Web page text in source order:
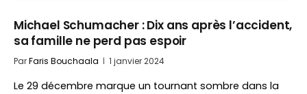
Michael Schumacher : Dix ans après l’accident,
sa famille ne perd pas espoir
ParFaris Bouchaala 1 janvier 2024
Le 29 décembre marque un tournant sombre dans la